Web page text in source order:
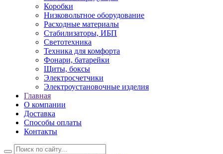
Коробки
Низковольтное оборудование
Расходные материалы
Стабилизаторы, ИБП
Светотехника
Техника для комфорта
Фонари, батарейки
Щиты, боксы
Электросчетчики
Электроустановочные изделия
Главная
О компании
Доставка
Способы оплаты
Контакты